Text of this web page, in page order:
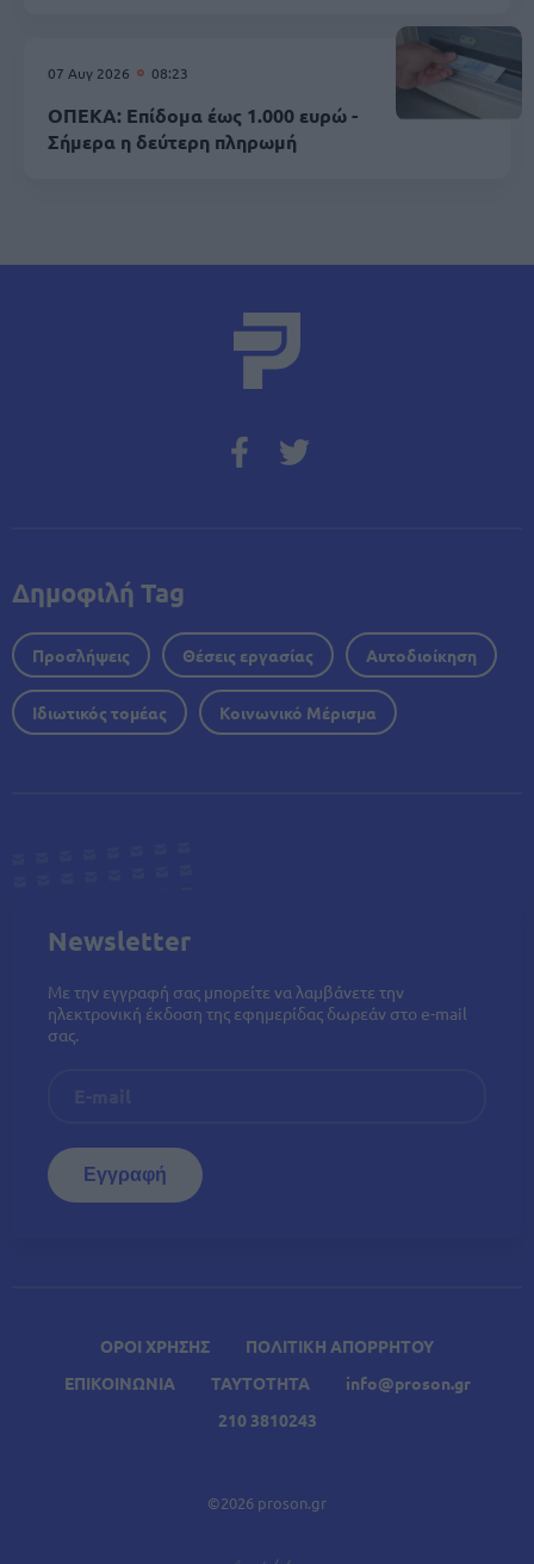
07 Αυγ 2026 08:23
ΟΠΕΚΑ: Επίδομα έως 1.000 ευρώ -
Σήμερα η δεύτερη πληρωμή
ΟΡΟΙ ΧΡΗΣΗΣ
ΠΟΛΙΤΙΚΗ ΑΠΟΡΡΗΤΟΥ
ΕΠΙΚΟΙΝΩΝΙΑ
ΤΑΥΤΟΤΗΤΑ
info@proson.gr
210 3810243
©2026 proson.gr
Δημοφιλή Tag
Προσλήψεις Θέσεις εργασίας Αυτοδιοίκηση
Ιδιωτικός τομέας Κοινωνικό Μέρισμα
Newsletter
Με την εγγραφή σας μπορείτε να λαμβάνετε την
ηλεκτρονική έκδοση της εφημερίδας δωρεάν στο e-mail
σας.